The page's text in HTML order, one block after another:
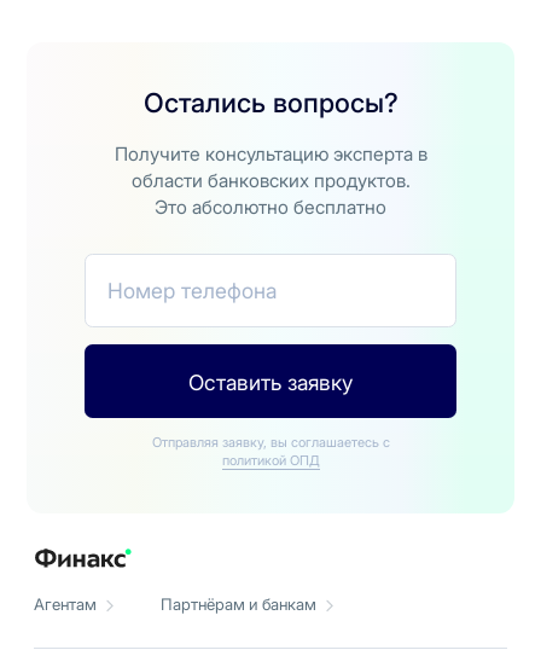
Остались вопросы?
Получите консультацию эксперта в
области банковских продуктов.
Это абсолютно бесплатно
Оставить заявку
Отправляя заявку, вы соглашаетесь с
политикой ОПД
Агентам Партнёрам и банкам